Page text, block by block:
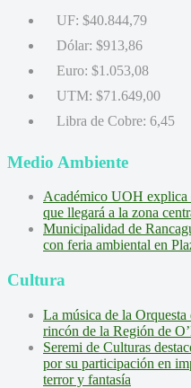
UF: $40.844,79
Dólar: $913,86
Euro: $1.053,08
UTM: $71.649,00
Libra de Cobre: 6,45
Medio Ambiente
Académico UOH explica
que llegará a la zona
Municipalidad de
con feria ambiental en
Cultura
La música de la
rincón de la Región de
Seremi de Culturas
por su participación en
terror y fantasía